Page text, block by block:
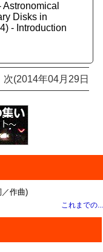
Disks in
- Introduction
次(2014年04月29日
作曲)
これまでの...